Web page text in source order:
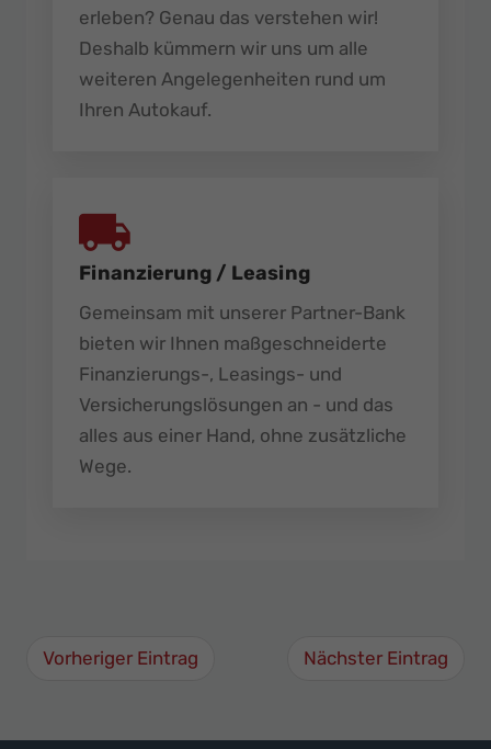
erleben? Genau das verstehen wir!
Deshalb kümmern wir uns um alle
weiteren Angelegenheiten rund um
Ihren Autokauf.
Finanzierung / Leasing
Gemeinsam mit unserer Partner-Bank
bieten wir Ihnen maßgeschneiderte
Finanzierungs-, Leasings- und
Versicherungslösungen an - und das
alles aus einer Hand, ohne zusätzliche
Wege.
Vorheriger Eintrag Nächster Eintrag